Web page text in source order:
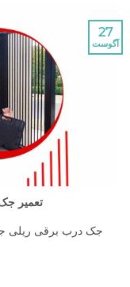
تعمیر جک درب
برقی ریلی جنوب